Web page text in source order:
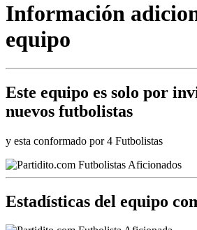
Información
equipo
Este equipo es solo por
nuevos futbolistas
y esta conformado por 4 Futbolistas
Estadísticas del equipo